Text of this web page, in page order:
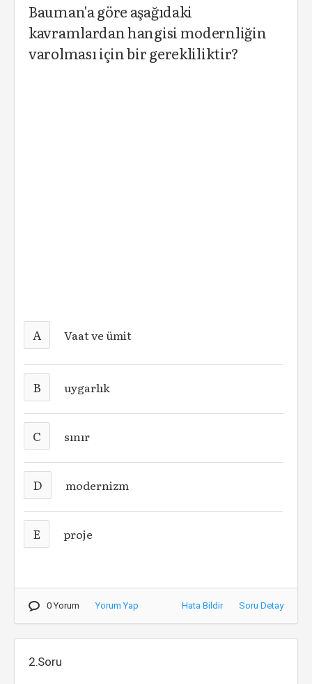
Bauman'a göre aşağıdaki
kavramlardan hangisi modernliğin
varolması için bir gerekliliktir?
A Vaat ve ümit
B uygarlık
C sınır
D modernizm
E proje
0 Yorum Yorum Yap Hata Bildir Soru Detay
2.Soru